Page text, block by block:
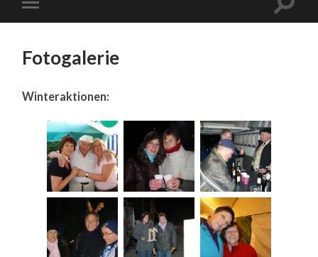
Fotogalerie
Winteraktionen: